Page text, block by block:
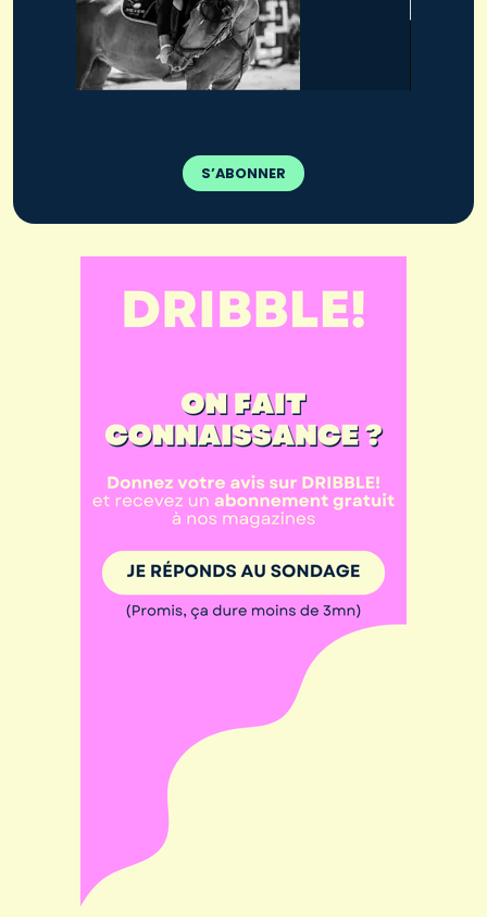
S’ABONNER